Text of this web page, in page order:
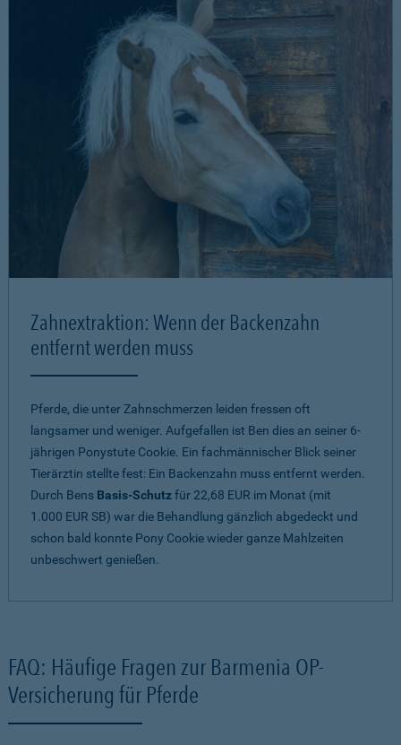
Zahnextraktion: Wenn der Backenzahn
entfernt werden muss
Pferde, die unter Zahnschmerzen leiden fressen oft
langsamer und weniger. Aufgefallen ist Ben dies an seiner 6-
jährigen Ponystute Cookie. Ein fachmännischer Blick seiner
Tierärztin stellte fest: Ein Backenzahn muss entfernt werden.
Durch Bens Basis-Schutzfür 22,68 EUR im Monat (mit
1.000 EUR SB) war die Behandlung gänzlich abgedeckt und
schon bald konnte Pony Cookie wieder ganze Mahlzeiten
unbeschwert genießen.
FAQ: Häufige Fragen zur Barmenia OP-
Versicherung für Pferde